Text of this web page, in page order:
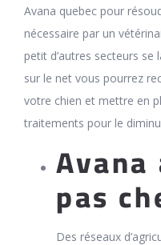
Avana quebec pour
nécessaire par un
petit d’autres secteurs se
sur le net vous pourrez
votre chien et mettre en
traitements pour le
pas
Des réseaux